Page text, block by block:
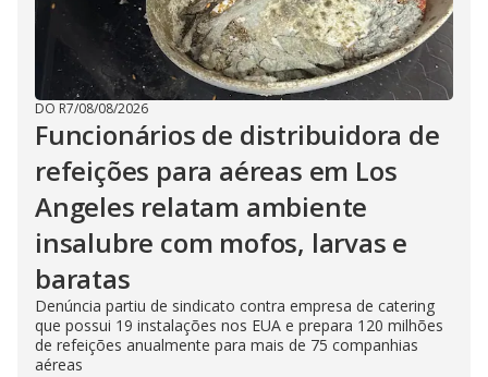
DO R7/08/08/2026
Funcionários de distribuidora de
refeições para aéreas em Los
Angeles relatam ambiente
insalubre com mofos, larvas e
baratas
Denúncia partiu de sindicato contra empresa de catering
que possui 19 instalações nos EUA e prepara 120 milhões
de refeições anualmente para mais de 75 companhias
aéreas